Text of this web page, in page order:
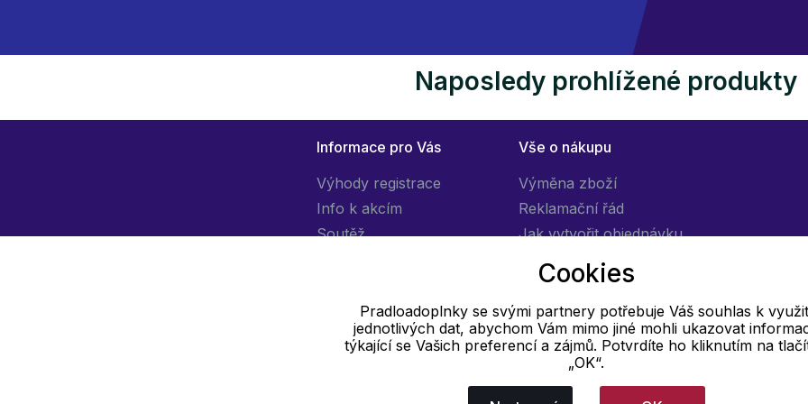
Naposledy prohlížené produkty
Informace pro Vás
Výhody registrace
Info k akcím
Soutěž
Vše o nákupu
Výměna zboží
Reklamační řád
Jak vytvořit objednávku
Obchodní podmínky
Doprava
E-mail
info@pradloadoplnky.cz
Cookies
Pradloadoplnky se svými partnery potřebuje Váš souhlas k
jednotlivých dat, abychom Vám mimo jiné mohli ukazovat
týkající se Vašich preferencí a zájmů. Potvrdíte ho kliknutím na
„OK“.